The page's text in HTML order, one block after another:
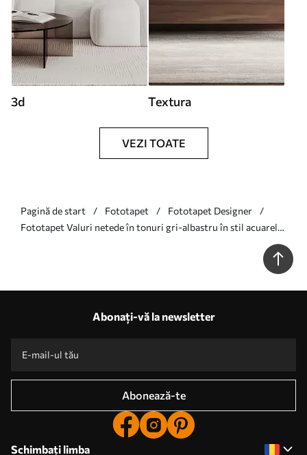
3d Textura
VEZI TOATE
Pagină de start Fototapet
Fototapet Designer
Fototapet Valuri netede în tonuri gri-albastru în stil acuarelă
Abonați-vă la newsletter
Abonează-te
Schimbați limba